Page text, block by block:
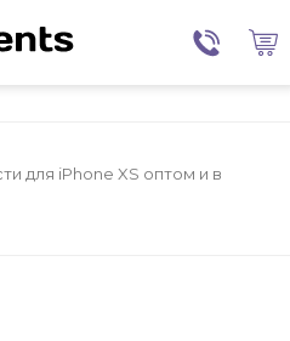
для iPhone XS оптом и в